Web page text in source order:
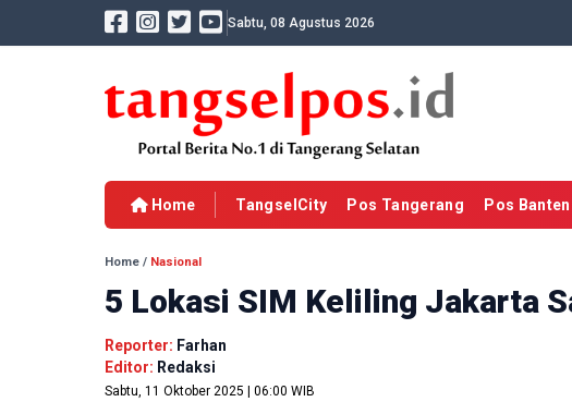
Sabtu, 08 Agustus 2026
Home TangselCity Pos Tangerang Pos Banten
Home / Nasional
5 Lokasi SIM Keliling Jakarta
Reporter: Farhan
Editor: Redaksi
Sabtu, 11 Oktober 2025 | 06:00 WIB